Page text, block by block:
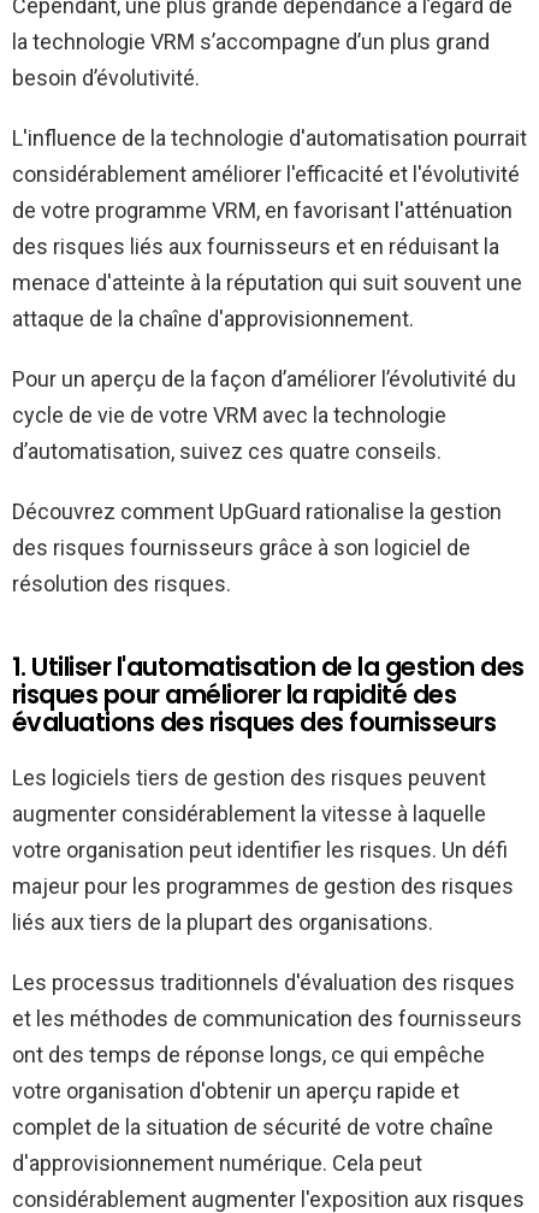
la technologie VRM s’accompagne d’un plus grand
besoin d’évolutivité.
L'influence de la technologie d'automatisation pourrait
considérablement améliorer l'efficacité et l'évolutivité
de votre programme VRM, en favorisant l'atténuation
des risques liés aux fournisseurs et en réduisant la
menace d'atteinte à la réputation qui suit souvent une
attaque de la chaîne d'approvisionnement.
Pour un aperçu de la façon d’améliorer l’évolutivité du
cycle de vie de votre VRM avec la technologie
d’automatisation, suivez ces quatre conseils.
Découvrez comment UpGuard rationalise la gestion
des risques fournisseurs grâce à son logiciel de
résolution des risques.
1. Utiliser l'automatisation de la gestion des
risques pour améliorer la rapidité des
évaluations des risques des fournisseurs
Les logiciels tiers de gestion des risques peuvent
augmenter considérablement la vitesse à laquelle
votre organisation peut identifier les risques. Un défi
majeur pour les programmes de gestion des risques
liés aux tiers de la plupart des organisations.
Les processus traditionnels d'évaluation des risques
et les méthodes de communication des fournisseurs
ont des temps de réponse longs, ce qui empêche
votre organisation d'obtenir un aperçu rapide et
complet de la situation de sécurité de votre chaîne
d'approvisionnement numérique. Cela peut
considérablement augmenter l'exposition aux risques